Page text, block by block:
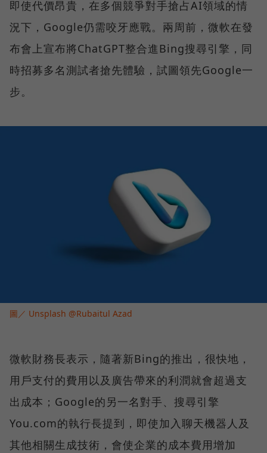
即使代價昂貴，在多個競爭對手搶占AI領域的情
況下，Google仍需咬牙應戰。兩周前，微軟在發
布會上宣布將ChatGPT整合進Bing搜尋引擎，同
時招募多名測試者搶先體驗，試圖領先Google一
步。
圖／ Unsplash @Rubaitul Azad
微軟財務長表示，隨著新Bing的推出，很快地，
用戶支付的費用以及廣告帶來的利潤就會超過支
出成本；Google的另一名對手、搜尋引擎
You.com的執行長提到，即使加入聊天機器人及
其他相關生成技術，會使企業的成本費用增加